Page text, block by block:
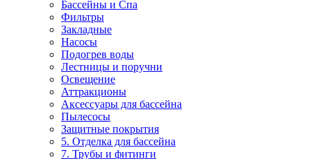
Бассейны и Спа
Фильтры
Закладные
Насосы
Подогрев воды
Лестницы и поручни
Освещение
Аттракционы
Аксессуары для бассейна
Пылесосы
Защитные покрытия
5. Отделка для бассейна
7. Трубы и фитинги